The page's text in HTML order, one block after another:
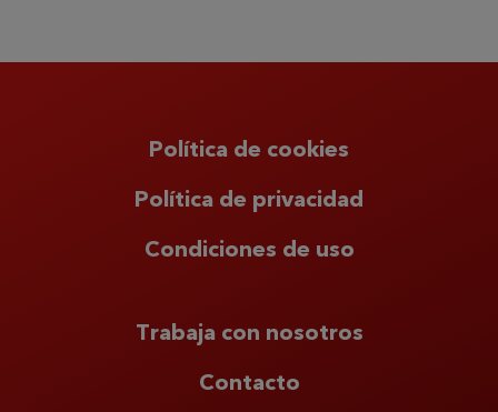
Política de cookies
Política de privacidad
Condiciones de uso
Trabaja con nosotros
Contacto